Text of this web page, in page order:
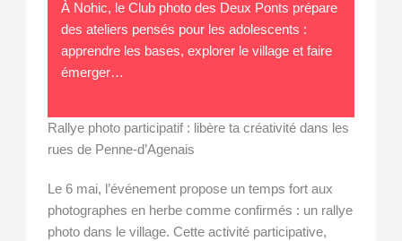
À Nohic, le Club photo des Deux Ponts prépare
des ateliers pensés pour les adolescents :
apprendre les bases, explorer le village et faire
émerger…
Rallye photo participatif : libère ta créativité dans les
rues de Penne-d’Agenais
Le 6 mai, l’événement propose un temps fort aux
photographes en herbe comme confirmés : un rallye
photo dans le village. Cette activité participative,